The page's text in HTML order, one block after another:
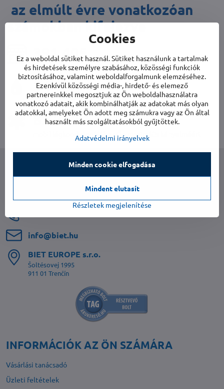
az elmúlt évre vonatkozóan
számokban kifejezve
404 698
egészséges és tiszta levegőjű háztartások
3 836
nedvességtől mentes házak
86 036
mobil légkondicionálók az Ön maximális kényelméért
info​@biet​.hu
BIET EUROPE s​.r​.o​.
Šoltésovej 1995
911 01 Trenčín
INFORMÁCIÓK AZ ÖN SZÁMÁRA
Vásárlási tanácsadó
Üzleti feltételek
Cookies
Ez a weboldal sütiket használ. Sütiket használunk a tartalmak
és hirdetések személyre szabásához, közösségi funkciók
biztosításához, valamint weboldalforgalmunk elemzéséhez.
Ezenkívül közösségi média-, hirdető- és elemező
partnereinkkel megosztjuk az Ön weboldalhasználatra
vonatkozó adatait, akik kombinálhatják az adatokat más olyan
adatokkal, amelyeket Ön adott meg számukra vagy az Ön által
használt más szolgáltatásokból gyűjtöttek.
Adatvédelmi irányelvek
Részletek megjelenítése
Minden cookie elfogadása
Mindent elutasít